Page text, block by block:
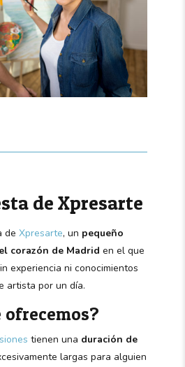
de Xpresarte
de Xpresarte, un pequeño
corazón de Madrid en el que
experiencia ni conocimientos
artista por un día.
ofrecemos?
tienen una duración de
largas para alguien